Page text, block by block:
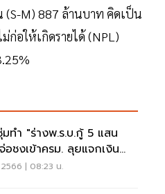
(S-M) 887 ล้านบาท คิดเป็น
อให้เกิดรายได้ (NPL)
ทำ "ร่างพ.ร.บ.กู้ 5 แสน
อชงเข้าครม. ลุยแจกเงิน
2566 | 08:23 น.